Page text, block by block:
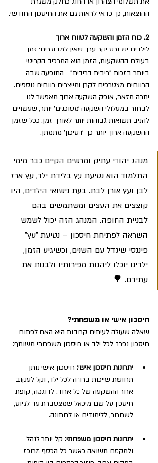
ההוצאות, כך כדאי לראות גם את החיסכון החודשי.
2. כוח הזמן והשקעה לטווח ארוך
לילדים יש נכס יקר ערך שאין למבוגרים: זמן.
בעולם ההשקעות, הזמן הוא המרכיב הקריטי
ביותר בזכות "ריבית דריבית" - התופעה שבה
הרווחים מצטרפים לקרן ומייצרים רווחים נוספים.
יתרה מזאת, אופק השקעה ארוך מאפשר לנו
לבחור במסלולי השקעה ׳מסוכנים׳ יותר, שעשויים
להניב תשואות גבוהות יותר לאורך זמן. ככל שזמן
ההשקעה ארוך יותר כך ׳הסיכון׳ מתמתן.
מנהג יהודי עתיק ומרשים הקיים כבר מימי
התלמוד הוא נטיעת עץ בלידת ילד, עץ ארז
לבן ועץ אורן לבת. בעת נישואי הילדים, היו
קוצצים את העצים ומשתמשים בהם
לבניית החופה. המנהג הזה יכול לשמש
השראה לפתיחת חיסכון – נטיעת "עץ"
פיננסי שיגדל עם השנים, וכשיגיע הזמן,
ילדינו יוכלו ליהנות מפירותיו ולבנות את
עתידם. 🌳
חיסכון אישי או משפחתי?
שאלה שעולה לעיתים קרובות היא האם לפתוח
חיסכון נפרד לכל ילד או חיסכון משפחתי משותף:
יתרונות חיסכון אישי: חיסכון אישי נותן
תחושת שייכות ברורה לכל ילד, וקל לעקוב
אחר ההשקעה של כל אחד. לדוגמה, קופת
חיסכון על שם מיכאל שמצטברת עד לגיוס,
לשחרור, ללימודים או לחתונה.
יתרונות חיסכון משפחתי: קל יותר לנהל
ולמקסם תשואה כאשר כל הכסף מרוכז